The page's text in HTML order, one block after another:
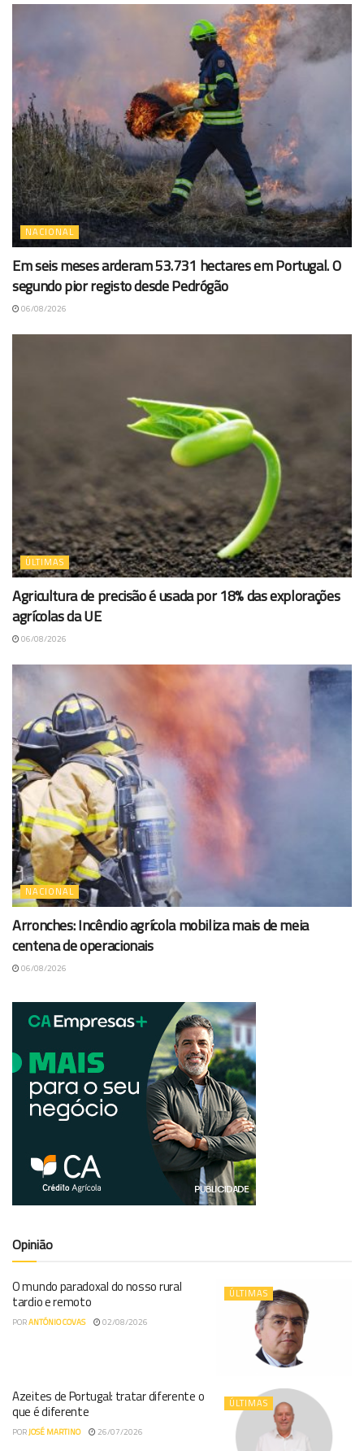
NACIONAL
Em seis meses arderam 53.731 hectares em Portugal. O
segundo pior registo desde Pedrógão
06/08/2026
ÚLTIMAS
Agricultura de precisão é usada por 18% das explorações
agrícolas da UE
06/08/2026
NACIONAL
Arronches: Incêndio agrícola mobiliza mais de meia
centena de operacionais
06/08/2026
Opinião
ÚLTIMAS
O mundo paradoxal do nosso rural
tardio e remoto
PORANTÓNIO COVAS 02/08/2026
ÚLTIMAS
Azeites de Portugal: tratar diferente o
que é diferente
PORJOSÉ MARTINO 26/07/2026